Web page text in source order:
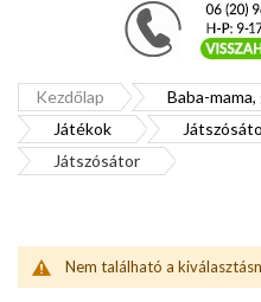
Kezdőlap
Baba-
Játékok
Játszósátor
Nem található a